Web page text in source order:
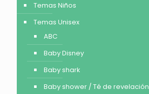
Temas Niños
Temas Unisex
ABC
Baby Disney
Baby shark
Baby shower / Té de revelación